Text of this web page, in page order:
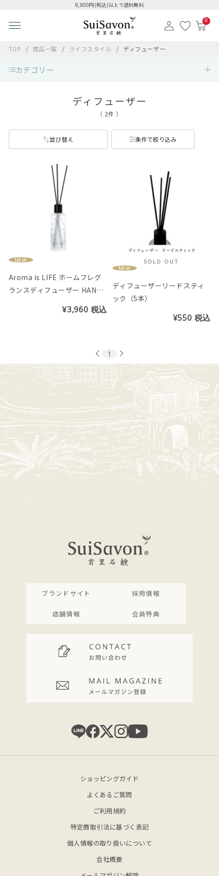
8,800円(税込)以上で送料無料
0
TOP 商品一覧 ライフスタイル ディフューザー
カテゴリー
ディフューザー
（ 2件 ）
並び替え 条件で絞り込み
NEW
Aroma is LIFE ホームフレグ
ランスディフューザー HANAU
¥3,960 税込
SOLD OUT
NEW
ディフューザーリードスティ
ック（5本）
¥550 税込
1
ブランドサイト 採用情報
店舗情報 会員特典
ショッピングガイド
よくあるご質問
ご利用規約
特定商取引法に基づく表記
個人情報の取り扱いについて
会社概要